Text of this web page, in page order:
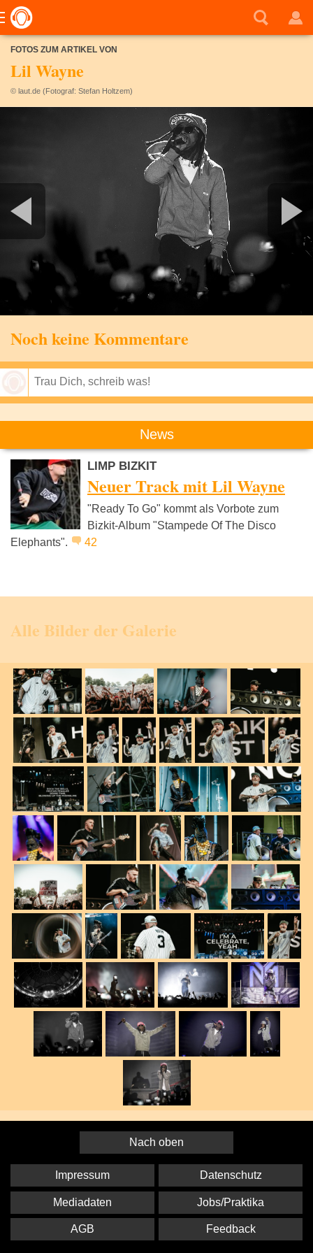
FOTOS ZUM ARTIKEL VON
Lil Wayne
© laut.de (Fotograf: Stefan Holtzem)
Noch keine Kommentare
News
LIMP BIZKIT
Neuer Track mit Lil Wayne
"Ready To Go" kommt als Vorbote zum
Bizkit-Album "Stampede Of The Disco
Elephants".
42
Alle Bilder der Galerie
Nach oben
Impressum Datenschutz
Mediadaten Jobs/Praktika
AGB Feedback